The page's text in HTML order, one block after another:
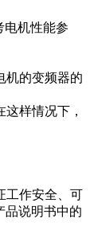
电机性能参
机的变频器的
样情况下，
工作安全、可
品说明书中的